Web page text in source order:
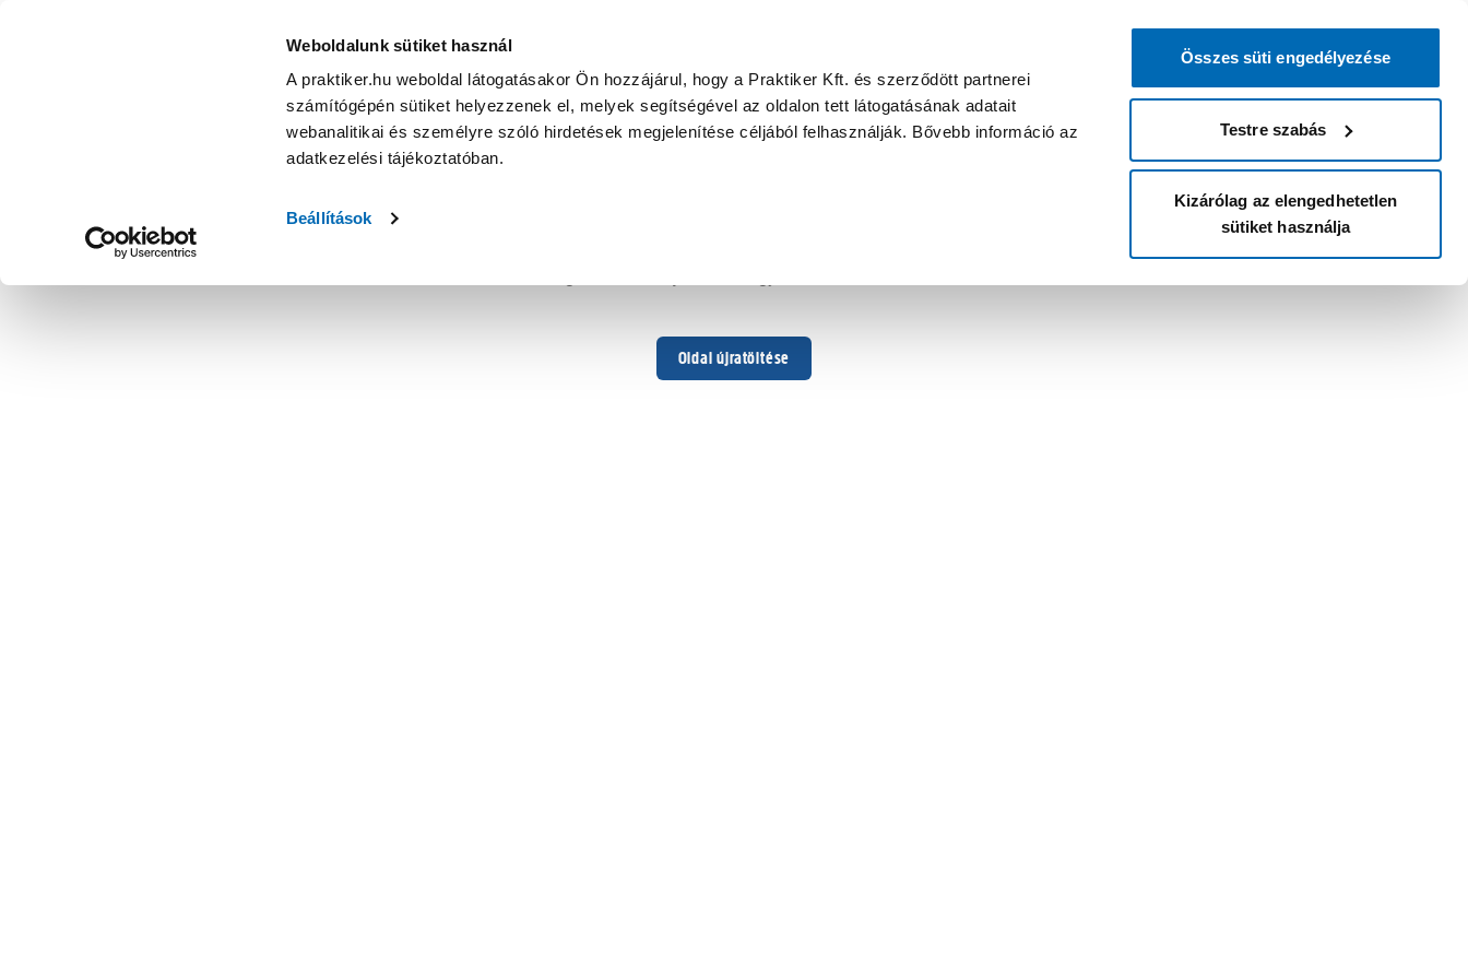
Weboldalunk sütiket használ
A praktiker.hu weboldal látogatásakor Ön hozzájárul, hogy a Praktiker Kft. és szerződött partnerei
számítógépén sütiket helyezzenek el, melyek segítségével az oldalon tett látogatásának adatait
webanalitikai és személyre szóló hirdetések megjelenítése céljából felhasználják. Bővebb információ az
adatkezelési tájékoztatóban.
Beállítások
Összes süti engedélyezése
Testre szabás
Kizárólag az elengedhetetlen
sütiket használja
Oldal újratöltése